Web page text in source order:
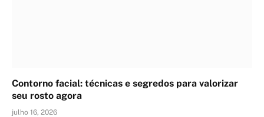
Contorno facial: técnicas e segredos para valorizar
seu rosto agora
julho 16, 2026